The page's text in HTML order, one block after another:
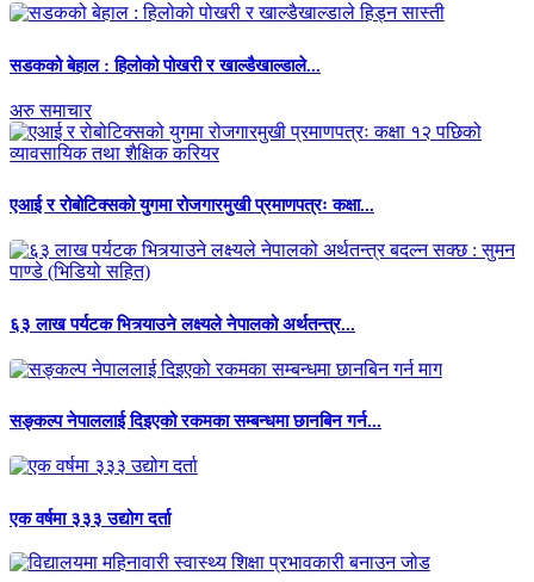
सडकको बेहाल : हिलोको पोखरी र खाल्डैखाल्डाले...
अरु समाचार
एआई र रोबोटिक्सको युगमा रोजगारमुखी प्रमाणपत्रः कक्षा...
६३ लाख पर्यटक भित्र्याउने लक्ष्यले नेपालको अर्थतन्त्र...
सङ्कल्प नेपाललाई दिइएको रकमका सम्बन्धमा छानबिन गर्न...
एक वर्षमा ३३३ उद्योग दर्ता